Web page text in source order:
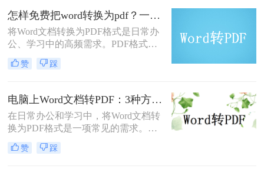
以及安全性，成为文件分发和归档的
首选格式。无论是提交简历、发布报
告还是共享论文，一个高质量的PDF
文件能确保在任何设备上呈现的效果
都与您的初衷一致。尽管Word转PDF
看似简单，但其中却隐藏着许多影响
怎样免费把word转换为pdf？一文掌握所有常用方法！
将Word文档转换为PDF格式是日常办
公、学习中的高频需求。PDF格式能
确保文件内容在不同设备上显示一
致，且不易被篡改。那么怎样免费把
种免费转换方法，助你高效完成转
换。
赞 踩
电脑上Word文档转PDF：3种方法按文档复杂度选，公式多的别用在线工具！
在日常办公和学习中，将Word文档转
换为PDF格式是一项常见的需求。
PDF格式因其跨平台兼容性、格式稳
定性和安全性而备受青睐。那么电脑
赞 踩